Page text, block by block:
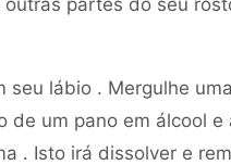
outras partes do seu
seu lábio . Mergulhe
de um pano em álcool e
. Isto irá dissolver e